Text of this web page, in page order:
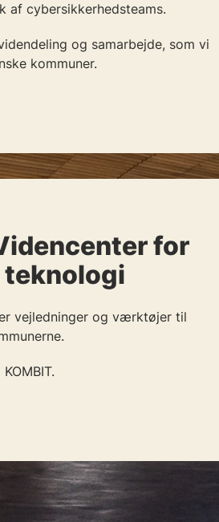
af cybersikkerhedsteams.
og samarbejde, som vi
kommuner.
for
vejledninger og værktøjer til